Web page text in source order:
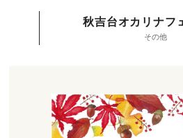
秋吉台オカリナフ
その他